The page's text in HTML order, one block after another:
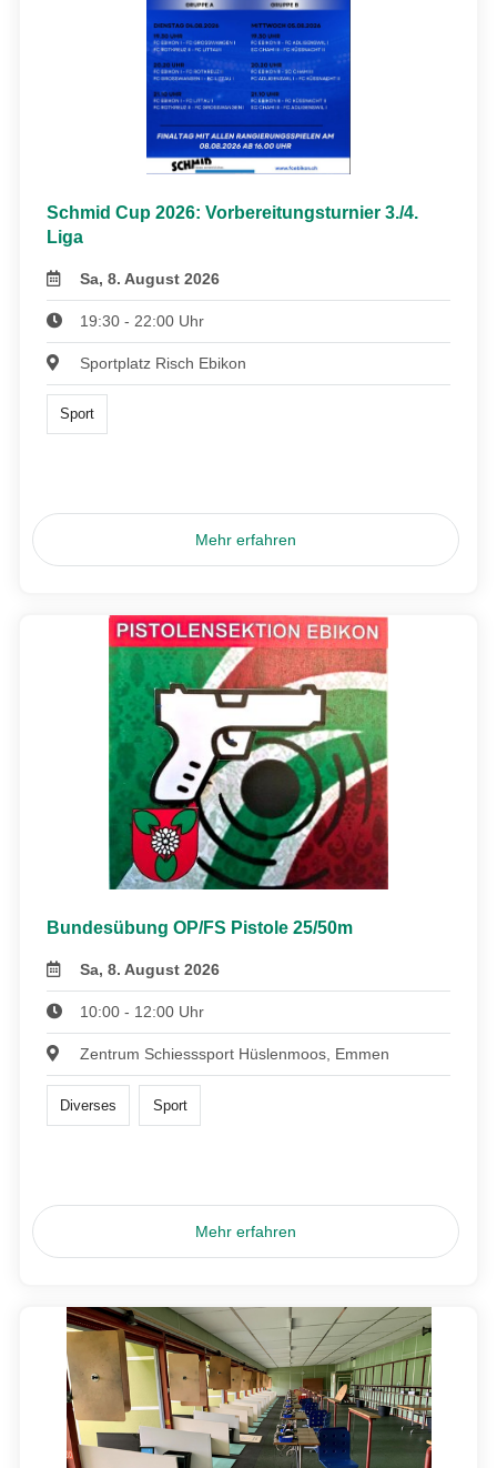
Schmid Cup 2026: Vorbereitungsturnier 3./4.
Liga
Sa, 8. August 2026
19:30 - 22:00 Uhr
Sportplatz Risch Ebikon
Sport
Mehr erfahren
Bundesübung OP/FS Pistole 25/50m
Sa, 8. August 2026
10:00 - 12:00 Uhr
Zentrum Schiesssport Hüslenmoos, Emmen
Diverses Sport
Mehr erfahren